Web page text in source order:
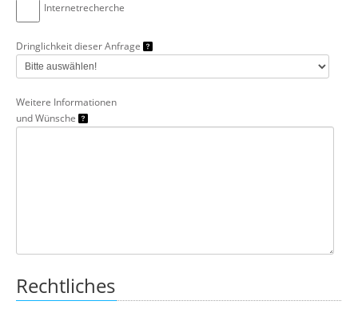
Internetrecherche
Dringlichkeit dieser Anfrage
Weitere Informationen
und Wünsche
Rechtliches